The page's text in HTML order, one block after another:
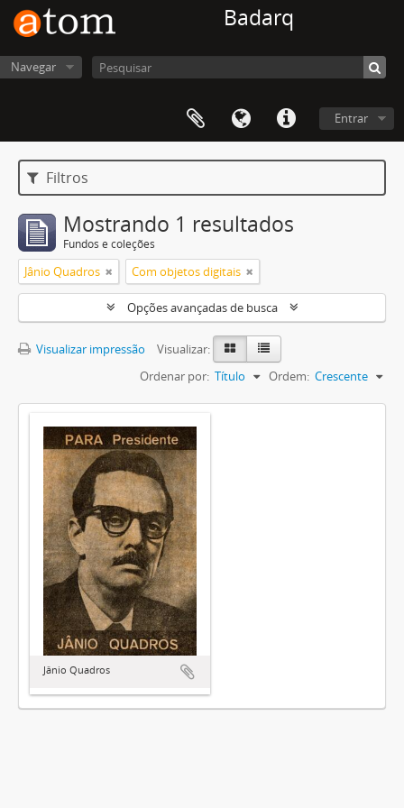
Badarq
Navegar
Entrar
Filtros
Mostrando 1 resultados
Fundos e coleções
Jânio Quadros Com objetos digitais
Opções avançadas de busca
Visualizar impressão
Visualizar:
Ordenar por: Título Ordem: Crescente
Jânio Quadros